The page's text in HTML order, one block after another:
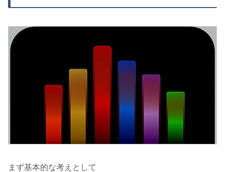
まず基本的な考えとして